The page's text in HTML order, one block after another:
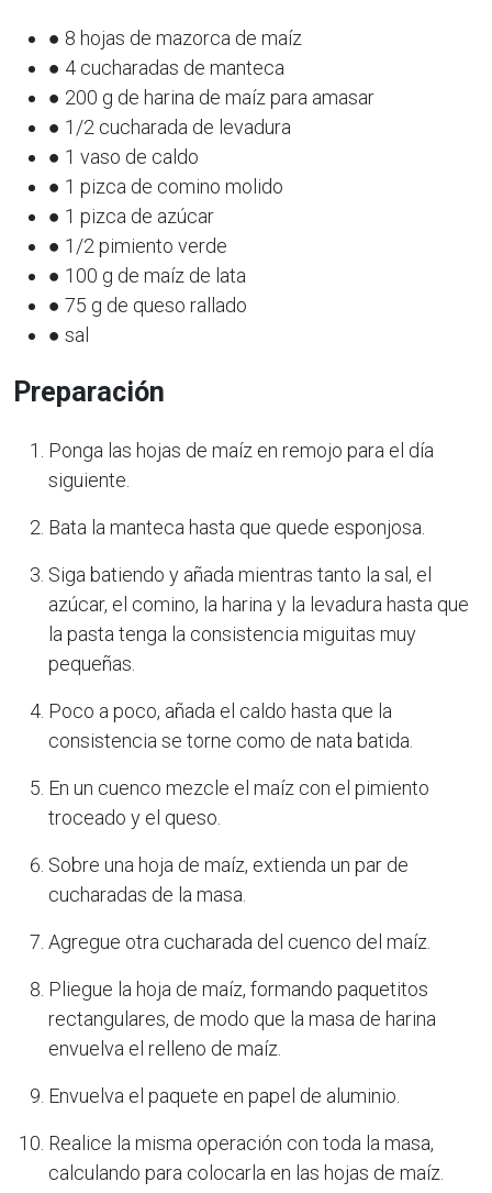
● 8 hojas de mazorca de maíz
● 4 cucharadas de manteca
● 200 g de harina de maíz para amasar
● 1/2 cucharada de levadura
● 1 vaso de caldo
● 1 pizca de comino molido
● 1 pizca de azúcar
● 1/2 pimiento verde
● 100 g de maíz de lata
● 75 g de queso rallado
● sal
Preparación
Ponga las hojas de maíz en remojo para el día
siguiente.
Bata la manteca hasta que quede esponjosa.
Siga batiendo y añada mientras tanto la sal, el
azúcar, el comino, la harina y la levadura hasta que
la pasta tenga la consistencia miguitas muy
pequeñas.
Poco a poco, añada el caldo hasta que la
consistencia se torne como de nata batida.
En un cuenco mezcle el maíz con el pimiento
troceado y el queso.
Sobre una hoja de maíz, extienda un par de
cucharadas de la masa.
Agregue otra cucharada del cuenco del maíz.
Pliegue la hoja de maíz, formando paquetitos
rectangulares, de modo que la masa de harina
envuelva el relleno de maíz.
Envuelva el paquete en papel de aluminio.
Realice la misma operación con toda la masa,
calculando para colocarla en las hojas de maíz.